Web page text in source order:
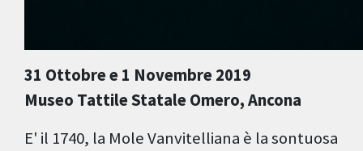
31 Ottobre e 1 Novembre 2019
Museo Tattile Statale Omero, Ancona
E' il 1740, la Mole Vanvitelliana è la sontuosa